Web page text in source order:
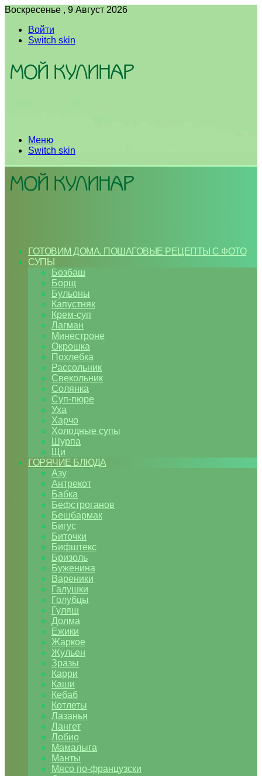
Воскресенье , 9 Август 2026
Войти
Switch skin
Меню
Switch skin
ГОТОВИМ ДОМА. ПОШАГОВЫЕ РЕЦЕПТЫ С ФОТО
СУПЫ
Бозбаш
Борщ
Бульоны
Капустняк
Крем-суп
Лагман
Минестроне
Окрошка
Похлебка
Рассольник
Свекольник
Солянка
Суп-пюре
Уха
Харчо
Холодные супы
Шурпа
Щи
ГОРЯЧИЕ БЛЮДА
Азу
Антрекот
Бабка
Бефстроганов
Бешбармак
Бигус
Биточки
Бифштекс
Бризоль
Буженина
Вареники
Галушки
Голубцы
Гуляш
Долма
Ежики
Жаркое
Жульен
Зразы
Карри
Каши
Кебаб
Котлеты
Лазанья
Лангет
Лобио
Мамалыга
Манты
Мясо по-французски